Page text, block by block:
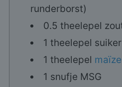
runderborst)
0.5 theelepel
1 theelepel suiker
1 theelepel
1 snufje MSG